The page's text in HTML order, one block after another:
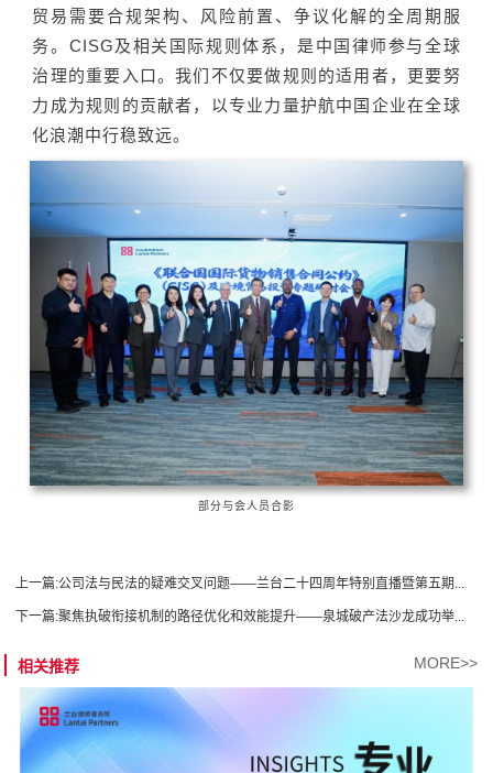
贸易需要合规架构、风险前置、争议化解的全周期服
务。CISG及相关国际规则体系，是中国律师参与全球
治理的重要入口。我们不仅要做规则的适用者，更要努
力成为规则的贡献者，以专业力量护航中国企业在全球
化浪潮中行稳致远。
部分与会人员合影
上一篇:公司法与民法的疑难交叉问题——兰台二十四周年特别直播暨第五期...
下一篇:聚焦执破衔接机制的路径优化和效能提升——泉城破产法沙龙成功举...
相关推荐 MORE>>